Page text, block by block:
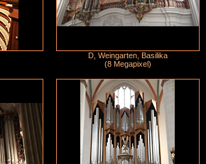
D, Weingarten, Basilika
(8 Megapixel)